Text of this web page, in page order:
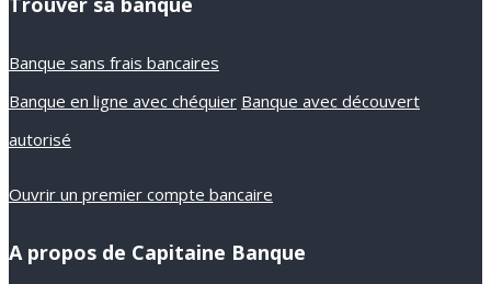
Banque sans frais bancaires
Banque en ligne avec chéquier Banque avec découvert
autorisé
Ouvrir un premier compte bancaire
A propos de Capitaine Banque